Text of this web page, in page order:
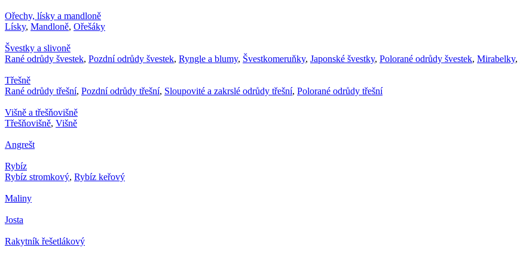
Ořechy, lísky a mandloně
Lísky, Mandloně, Ořešáky
Švestky a slivoně
Rané odrůdy švestek, Pozdní odrůdy švestek, Ryngle a blumy, Švestkomeruňky, Japonské švestky, Polorané odrůdy švestek, Mirabelky,
Třešně
Rané odrůdy třešní, Pozdní odrůdy třešní, Sloupovité a zakrslé odrůdy třešní, Polorané odrůdy třešní
Višně a třešňovišně
Třešňovišně, Višně
Angrešt
Rybíz
Rybíz stromkový, Rybíz keřový
Maliny
Josta
Rakytník řešetlákový